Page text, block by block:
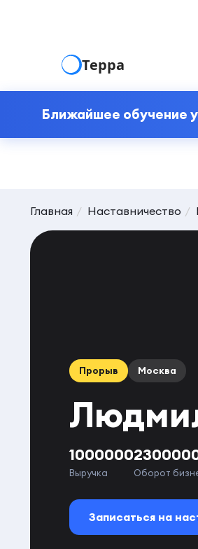
Терра
Ближайшее обучение
Главная Наставничество
Прорыв Москва
1000000
Выручка Оборот
Записаться на